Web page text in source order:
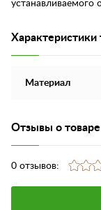
устанавливаемого
Характеристики
Материал
Отзывы о товаре
0 отзывов: